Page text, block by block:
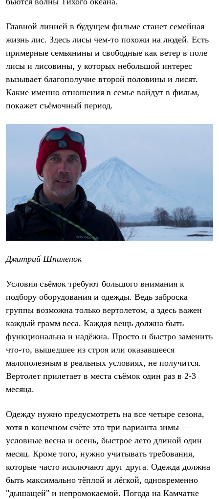
Брюки
Лёгкая одежда
Футболки
Толстовки
Брюки
Куртки
Флисовая одежда
Брюки
Термобелье
Комплект термобелья
Снаряжение
Палатки и тенты
Аксессуары для палаток
Рюкзаки
Экспедиционные
Легкоходные
Альпинистские
Городские
Спальные мешки
С синтетическим утеплителем
Аксессуары для спальников
Баулы
Кошельки
Сумки
Гермомешки
Полезные аксессуары
Книги
Коврики
Обувь
Ботинки
Мужская обувь
Кроссовки
Сапоги
Гамаши
Бахилы
Тапочки и чуни
Главной линией в будущем фильме станет семейная
жизнь лис. Здесь лисы чем-то похожи на людей. Есть
примерные семьянины и свободные как ветер в поле
лисы и лисовины, у которых небольшой интерес
вызывает благополучие второй половины и лисят.
Какие именно отношения в семье войдут в фильм,
покажет съёмочный период.
Дмитрий Шпиленок
Условия съёмок требуют большого внимания к
подбору оборудования и одежды. Ведь заброска
группы возможна только вертолетом, а здесь важен
каждый грамм веса. Каждая вещь должна быть
функциональна и надёжна. Просто и быстро заменить
что-то, вышедшее из строя или оказавшееся
малополезным в реальных условиях, не получится.
Вертолет прилетает в места съёмок один раз в 2-3
месяца.
Одежду нужно предусмотреть на все четыре сезона,
хотя в конечном счёте это три варианта зимы —
условные весна и осень, быстрое лето длиной один
месяц. Кроме того, нужно учитывать требования,
которые часто исключают друг друга. Одежда должна
быть максимально тёплой и лёгкой, одновременно
"дышащей" и непромокаемой. Погода на Камчатке